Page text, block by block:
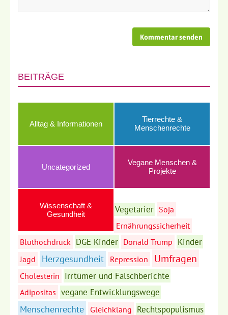
BEITRÄGE
Alltag & Informationen
Tierrechte &
Menschenrechte
Uncategorized
Vegane Menschen &
Projekte
Wissenschaft &
Gesundheit
Vegetarier Soja
Ernährungssicherheit
Bluthochdruck DGE Kinder Donald Trump Kinder
Jagd Herzgesundheit Repression Umfragen
Cholesterin Irrtümer und Falschberichte
Adipositas vegane Entwicklungswege
Menschenrechte Gleichklang Rechtspopulismus